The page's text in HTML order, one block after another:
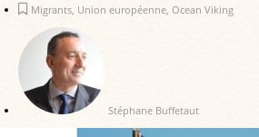
Migrants, Union européenne, Ocean Viking
Stéphane Buffetaut